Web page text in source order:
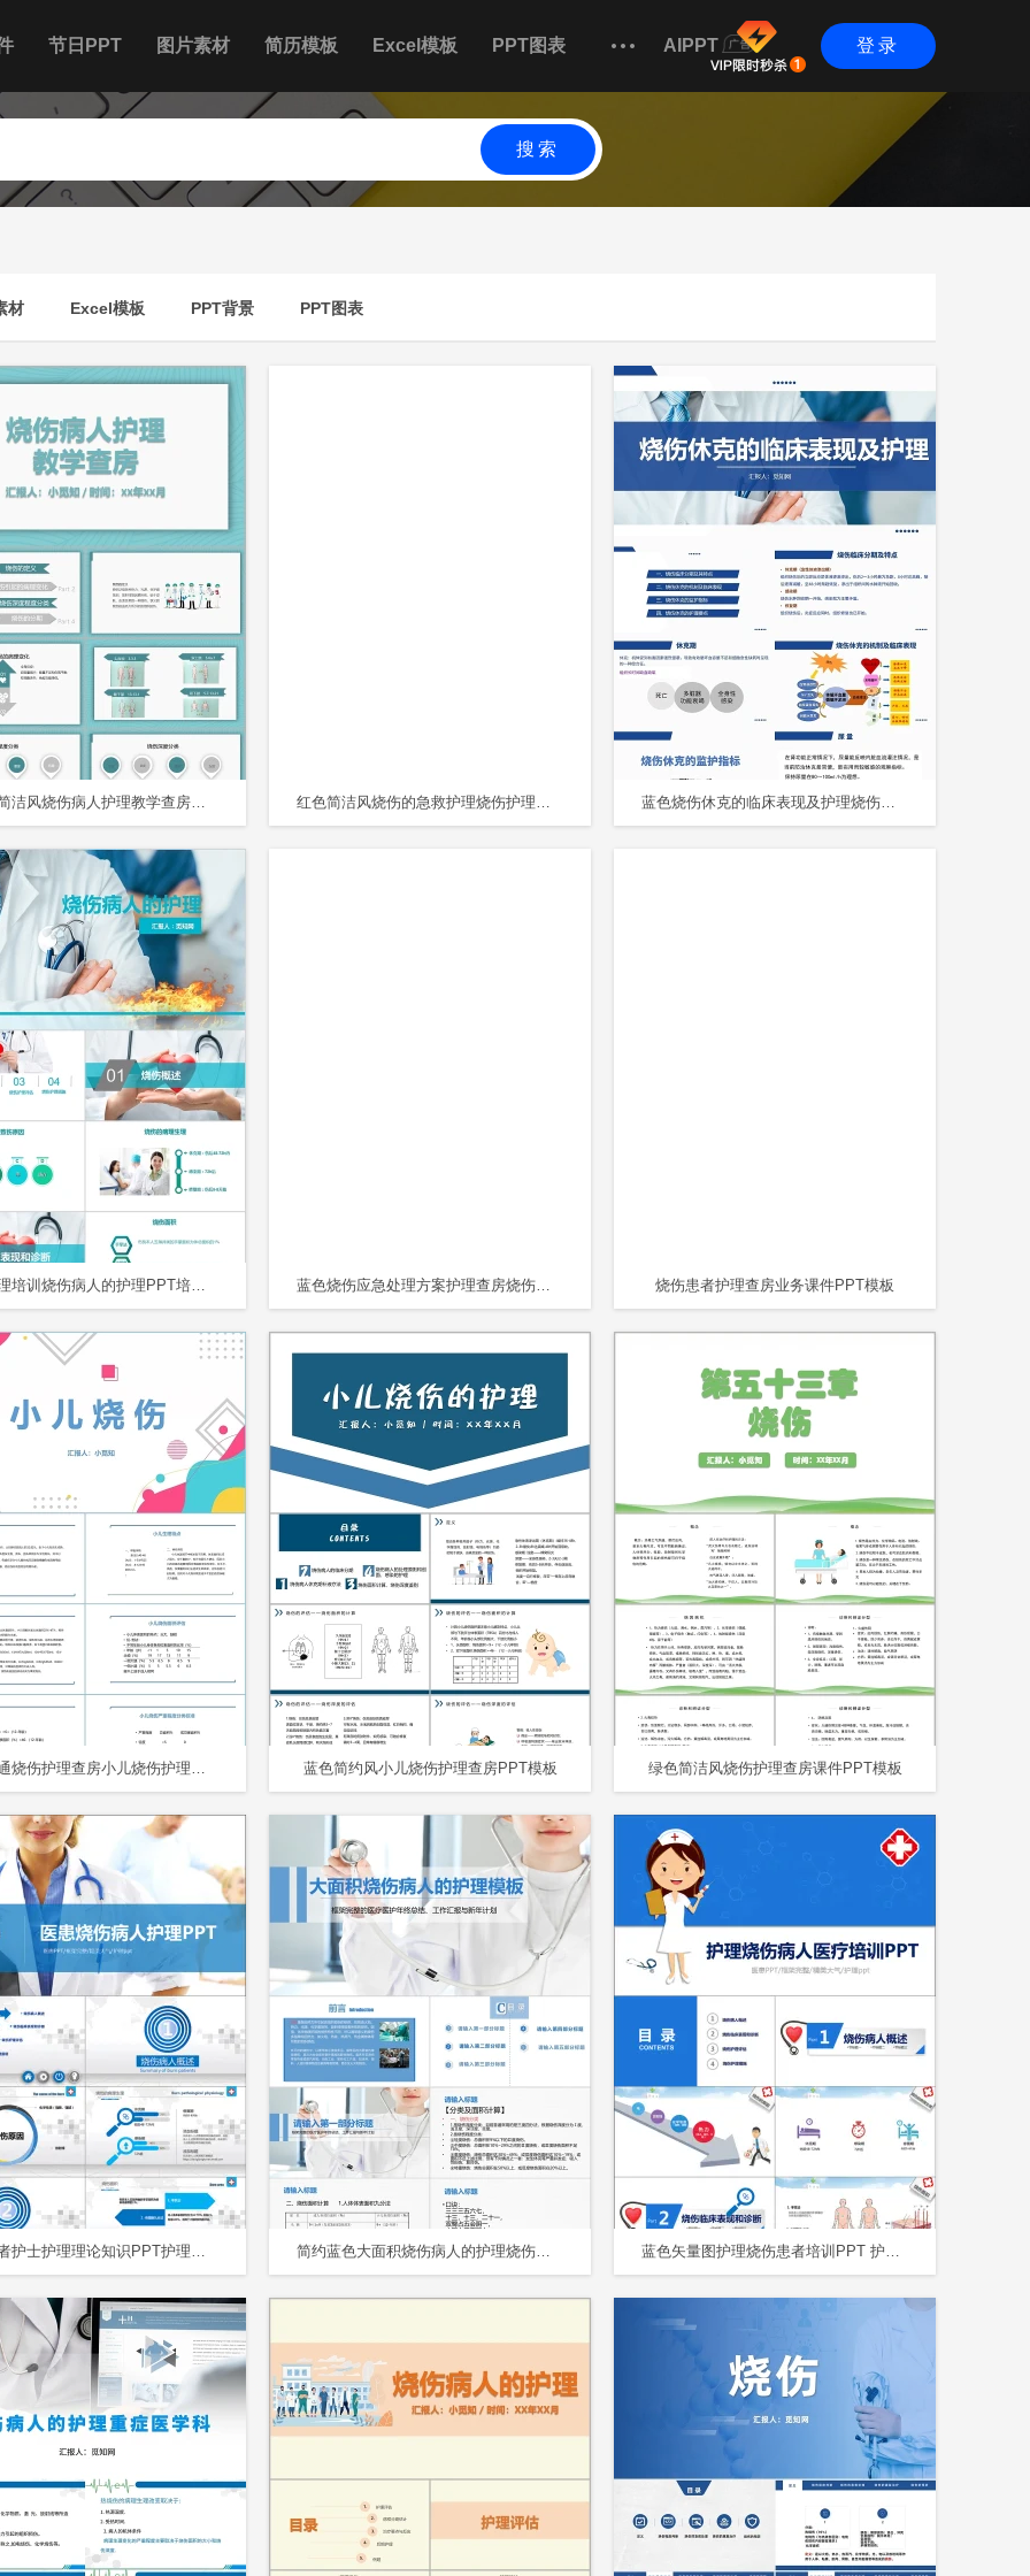
节日PPT 图片素材 简历模板 Excel模板 PPT图表 AIPPT 登录
搜索
材 Excel模板 PPT背景 PPT图表
蓝绿色简洁风烧伤病人护理教学查房烧伤护理查房PPT模板 红色简洁风烧伤的急救护理烧伤护理查房PPT模板 蓝色烧伤休克的临床表现及护理烧伤护理查房
医疗护理培训烧伤病人的护理PPT培训课件 蓝色烧伤应急处理方案护理查房烧伤护理查房 烧伤患者护理查房业务课件PPT模板
彩色卡通烧伤护理查房小儿烧伤护理查房PPT模板 蓝色简约风小儿烧伤护理查房PPT模板 绿色简洁风烧伤护理查房课件PPT模板
烧伤患者护士护理理论知识PPT护理专业医疗动态PPT模板 简约蓝色大面积烧伤病人的护理烧伤护理模板 蓝色矢量图护理烧伤患者培训PPT 护士技能培训PPT